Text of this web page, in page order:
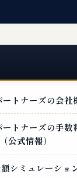
ートナーズの会社
ートナーズの手数
公式情報）
シミュレーショ